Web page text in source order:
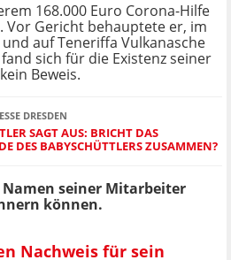
168.000 Euro Corona-Hilfe
Gericht behauptete er, im
auf Teneriffa Vulkanasche
sich für die Existenz seiner
Beweis.
DRESDEN
SAGT AUS: BRICHT DAS
DES BABYSCHÜTTLERS ZUSAMMEN?
seiner Mitarbeiter
können.
Nachweis für sein